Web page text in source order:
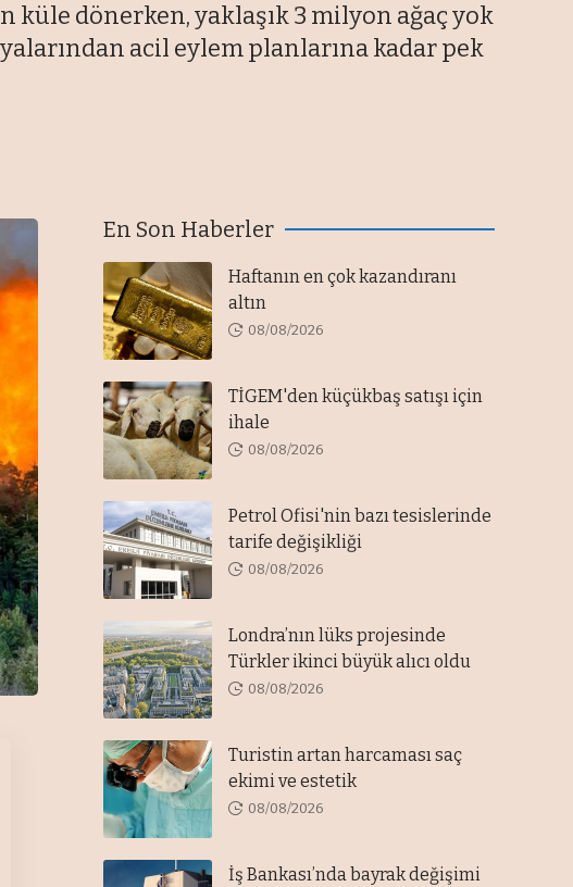
küle dönerken, yaklaşık 3 milyon ağaç yok
acil eylem planlarına kadar pek
En Son Haberler
Haftanın en çok kazandıranı
altın
08/08/2026
TİGEM'den küçükbaş satışı için
ihale
08/08/2026
Petrol Ofisi'nin bazı tesislerinde
tarife değişikliği
08/08/2026
Londra’nın lüks projesinde
Türkler ikinci büyük alıcı oldu
08/08/2026
Turistin artan harcaması saç
ekimi ve estetik
08/08/2026
İş Bankası’nda bayrak değişimi